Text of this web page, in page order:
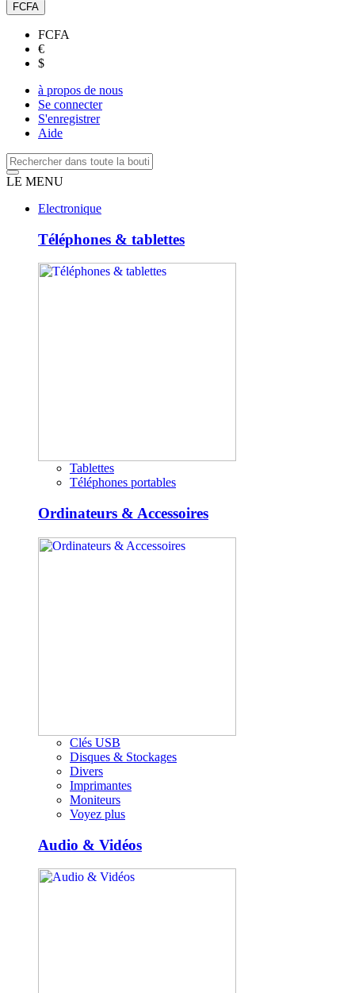
FCFA
FCFA
€
$
à propos de nous
Se connecter
S'enregistrer
Aide
LE MENU
Electronique
Téléphones & tablettes
Tablettes
Téléphones portables
Ordinateurs & Accessoires
Clés USB
Disques & Stockages
Divers
Imprimantes
Moniteurs
Voyez plus
Audio & Vidéos